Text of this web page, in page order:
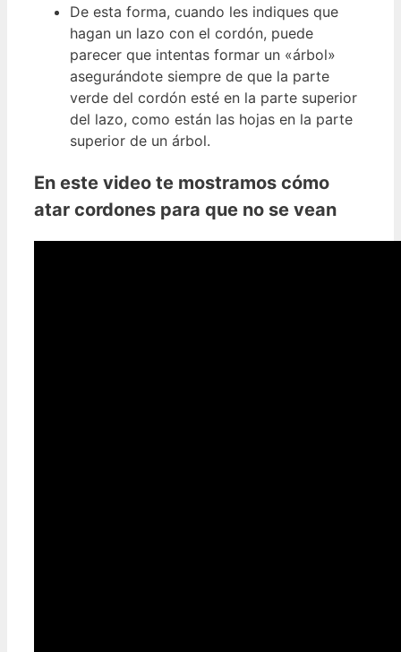
De esta forma, cuando les indiques que
hagan un lazo con el cordón, puede
parecer que intentas formar un «árbol»
asegurándote siempre de que la parte
verde del cordón esté en la parte superior
del lazo, como están las hojas en la parte
superior de un árbol.
En este video te mostramos cómo
atar cordones para que no se vean